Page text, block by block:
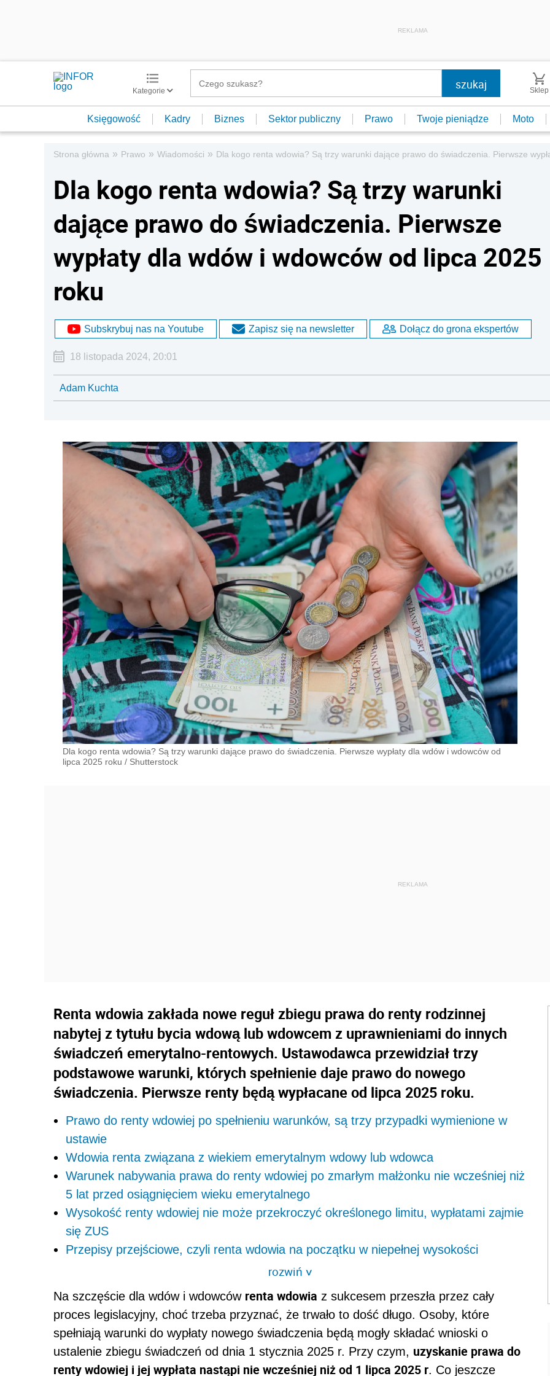
REKLAMA
Kategorie Sklep
Księgowość Kadry Biznes Sektor publiczny Prawo Twoje pieniądze Moto
Strona główna » Prawo » Wiadomości » Dla kogo renta wdowia? Są trzy warunki dające prawo do świadczenia. Pierwsze
Dla kogo renta wdowia? Są trzy warunki
dające prawo do świadczenia. Pierwsze
wypłaty dla wdów i wdowców od lipca 2025
roku
Subskrybuj nas na Youtube Zapisz się na newsletter Dołącz do grona ekspertów
18 listopada 2024, 20:01
Adam Kuchta
Dla kogo renta wdowia? Są trzy warunki dające prawo do świadczenia. Pierwsze wypłaty dla wdów i wdowców od
lipca 2025 roku / Shutterstock
Renta wdowia zakłada nowe reguł zbiegu prawa do renty rodzinnej
nabytej z tytułu bycia wdową lub wdowcem z uprawnieniami do innych
świadczeń emerytalno-rentowych. Ustawodawca przewidział trzy
podstawowe warunki, których spełnienie daje prawo do nowego
świadczenia. Pierwsze renty będą wypłacane od lipca 2025 roku.
Prawo do renty wdowiej po spełnieniu warunków, są trzy przypadki wymienione w
ustawie
Wdowia renta związana z wiekiem emerytalnym wdowy lub wdowca
Warunek nabywania prawa do renty wdowiej po zmarłym małżonku nie wcześniej niż
5 lat przed osiągnięciem wieku emerytalnego
Wysokość renty wdowiej nie może przekroczyć określonego limitu, wypłatami zajmie
się ZUS
Przepisy przejściowe, czyli renta wdowia na początku w niepełnej wysokości
rozwiń>
Na szczęście dla wdów i wdowców renta wdowia z sukcesem przeszła przez cały
proces legislacyjny, choć trzeba przyznać, że trwało to dość długo. Osoby, które
spełniają warunki do wypłaty nowego świadczenia będą mogły składać wnioski o
ustalenie zbiegu świadczeń od dnia 1 stycznia 2025 r. Przy czym, uzyskanie prawa do
renty wdowiej i jej wypłata nastąpi nie wcześniej niż od 1 lipca 2025 r. Co jeszcze